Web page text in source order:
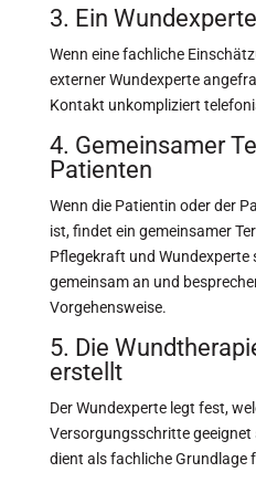
3. Ein
Wenn eine fachliche
externer Wundexperte
Kontakt unkompliziert
4. Gemeinsamer
Patienten
Wenn die Patientin oder der
ist, findet ein gemeinsamer
Pflegekraft und Wundexperte
gemeinsam an und
Vorgehensweise.
5. Die
erstellt
Der Wundexperte legt fest,
Versorgungsschritte geeignet
dient als fachliche Grundlage